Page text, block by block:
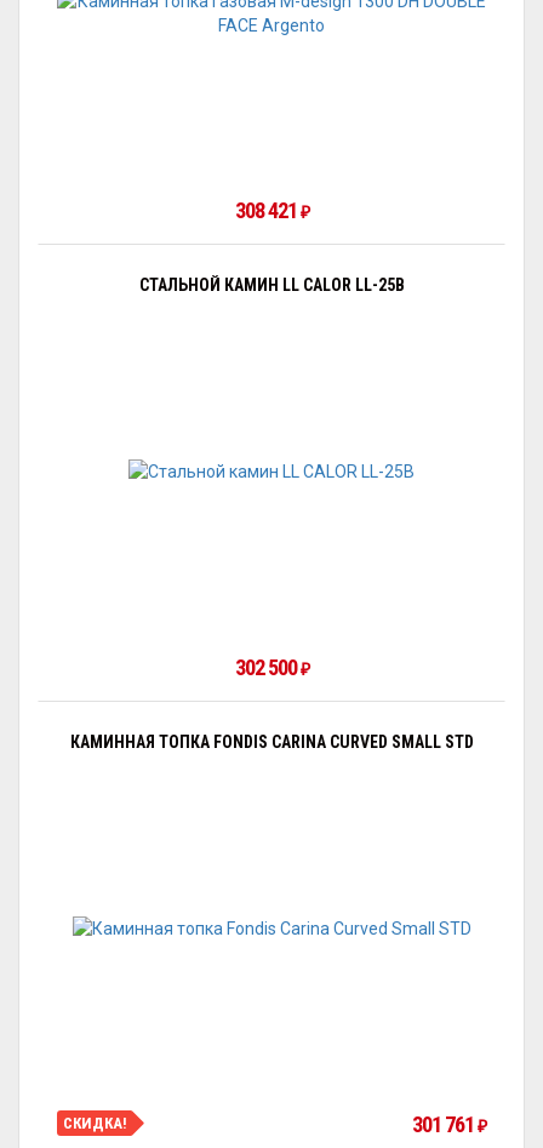
308 421 ₽
СТАЛЬНОЙ КАМИН LL CALOR LL-25B
302 500 ₽
КАМИННАЯ ТОПКА FONDIS CARINA CURVED SMALL STD
СКИДКА! 301 761 ₽